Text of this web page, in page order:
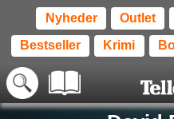
Nyheder Outlet
Bestseller Krimi